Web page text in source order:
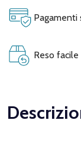
Pagamenti
Reso